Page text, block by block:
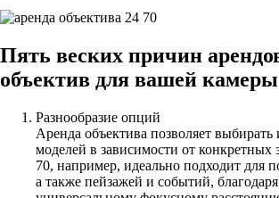
Пять веских причин
объектив для вашей камеры
Разнообразие опций
Аренда объектива позволяет выбирать
моделей в зависимости от конкретных
70, например, идеально подходит для
а также пейзажей и событий,